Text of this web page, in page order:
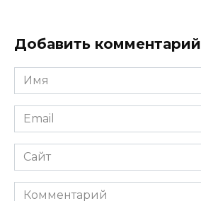
Добавить комментарий
Имя
*
Email
*
Сайт
Комментарий